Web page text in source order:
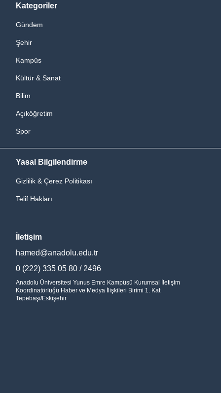
Kategoriler
Gündem
Şehir
Kampüs
Kültür & Sanat
Bilim
Açıköğretim
Spor
Yasal Bilgilendirme
Gizlilik & Çerez Politikası
Telif Hakları
İletişim
hamed@anadolu.edu.tr
0 (222) 335 05 80 / 2496
Anadolu Üniversitesi Yunus Emre Kampüsü Kurumsal İletişim
Koordinatörlüğü Haber ve Medya İlişkileri Birimi 1. Kat
Tepebaşı/Eskişehir